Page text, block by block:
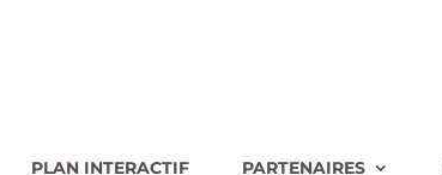
PLAN INTERACTIF PARTENAIRES